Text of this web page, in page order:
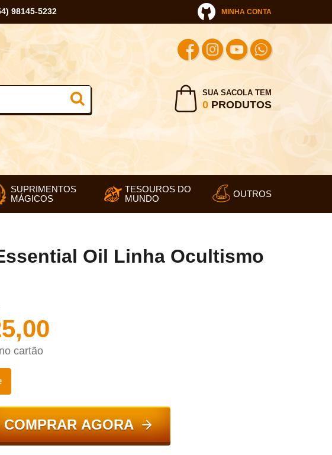
98145-5232 MINHA CONTA
SUA SACOLA TEM
0PRODUTOS
SUPRIMENTOS
MÁGICOS
TESOUROS DO
MUNDO
OUTROS
Oil Linha Ocultismo
cartão
COMPRAR AGORA